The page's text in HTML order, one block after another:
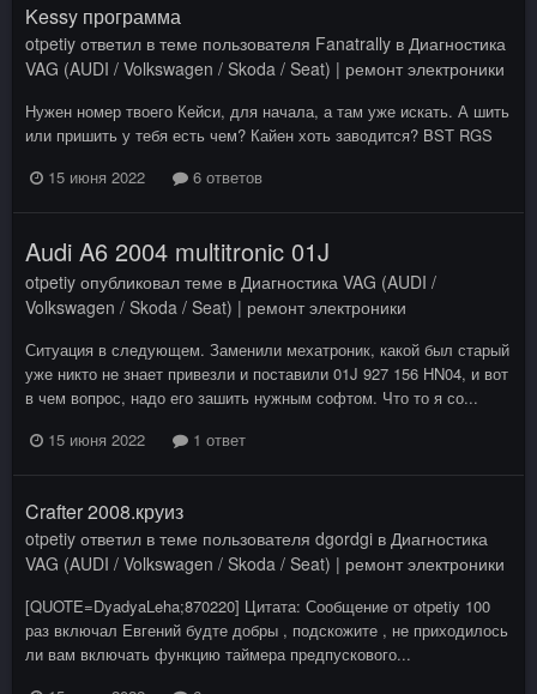
Kessy программа
otpetiy ответил в теме пользователя Fanatrally в Диагностика
VAG (AUDI / Volkswagen / Skoda / Seat) | ремонт электроники
Нужен номер твоего Кейси, для начала, а там уже искать. А шить
или пришить у тебя есть чем? Кайен хоть заводится? BST RGS
15 июня 2022
6 ответов
Audi A6 2004 multitronic 01J
otpetiy опубликовал теме в Диагностика VAG (AUDI /
Volkswagen / Skoda / Seat) | ремонт электроники
Ситуация в следующем. Заменили мехатроник, какой был старый
уже никто не знает привезли и поставили 01J 927 156 HN04, и вот
в чем вопрос, надо его зашить нужным софтом. Что то я со...
15 июня 2022
1 ответ
Crafter 2008.круиз
otpetiy ответил в теме пользователя dgordgi в Диагностика
VAG (AUDI / Volkswagen / Skoda / Seat) | ремонт электроники
[QUOTE=DyadyaLeha;870220] Цитата: Сообщение от otpetiy 100
раз включал Евгений будте добры , подскожите , не приходилось
ли вам включать функцию таймера предпускового...